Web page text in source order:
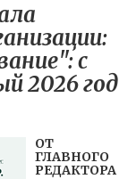
с
2026 год
ОТ
ГЛАВНОГО
РЕДАКТОРА